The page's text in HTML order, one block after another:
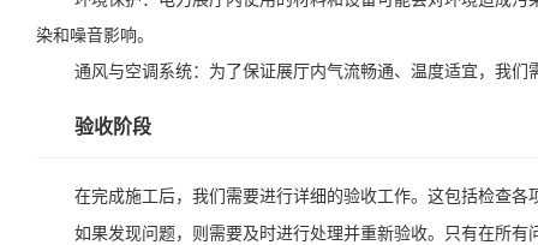
染和噪音影响。
通风与空调系统：为了保证展厅内气流畅通、温度适宜，我
验收阶段
在完成施工后，我们需要进行详细的验收工作。这包括检查
如果发现问题，则需要及时进行处理并重新验收。只有在所